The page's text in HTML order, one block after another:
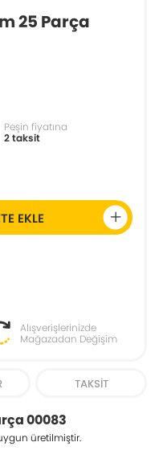
25 Parça
Peşin fiyatına
2 taksit
EKLE
Alışverişlerinizde
Mağazadan Değişim
TAKSIT
00083
üretilmiştir.